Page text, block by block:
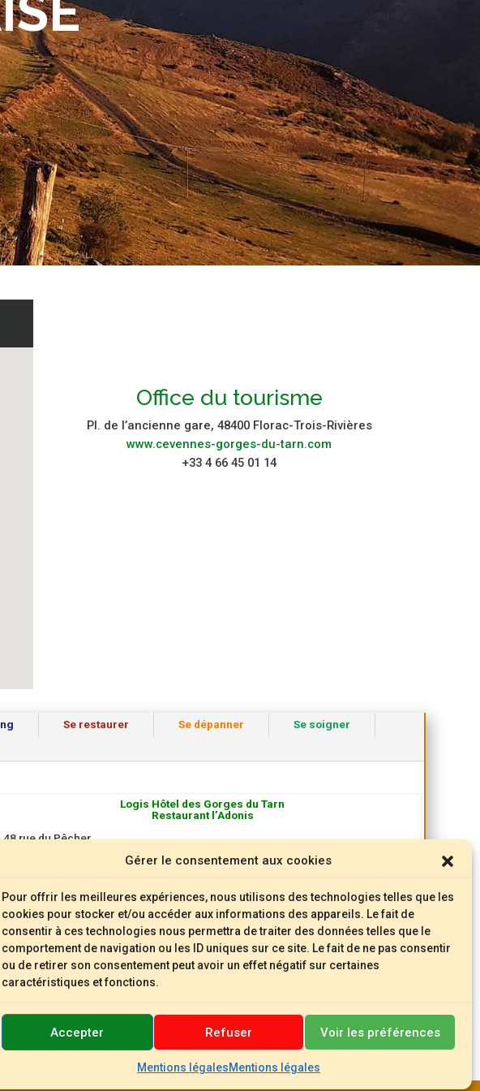
Gérer le consentement aux cookies
Pour offrir les meilleures expériences, nous utilisons des technologies telles que les
cookies pour stocker et/ou accéder aux informations des appareils. Le fait de
consentir à ces technologies nous permettra de traiter des données telles que le
comportement de navigation ou les ID uniques sur ce site. Le fait de ne pas consentir
ou de retirer son consentement peut avoir un effet négatif sur certaines
caractéristiques et fonctions.
Accepter Refuser Voir les préférences
Mentions légalesMentions légales
Office du tourisme
Pl. de l’ancienne gare, 48400 Florac-Trois-Rivières
www.cevennes-gorges-du-tarn.com
+33 4 66 45 01 14
Se restaurer Se dépanner
Se soigner
Logis Hôtel des Gorges du Tarn
Restaurant l’Adonis
48 rue du Pêcher
www.logishotels.com
Afficher dans Google Maps